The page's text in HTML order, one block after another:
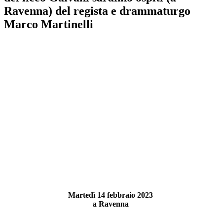
Ravenna) del regista e drammaturgo
Marco Martinelli
Martedì 14 febbraio 2023
a Ravenna